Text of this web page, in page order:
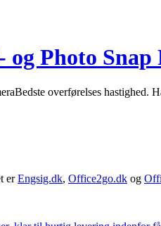
Photo Snap
overførelses
erEngsig.dk, Office2go.dk og